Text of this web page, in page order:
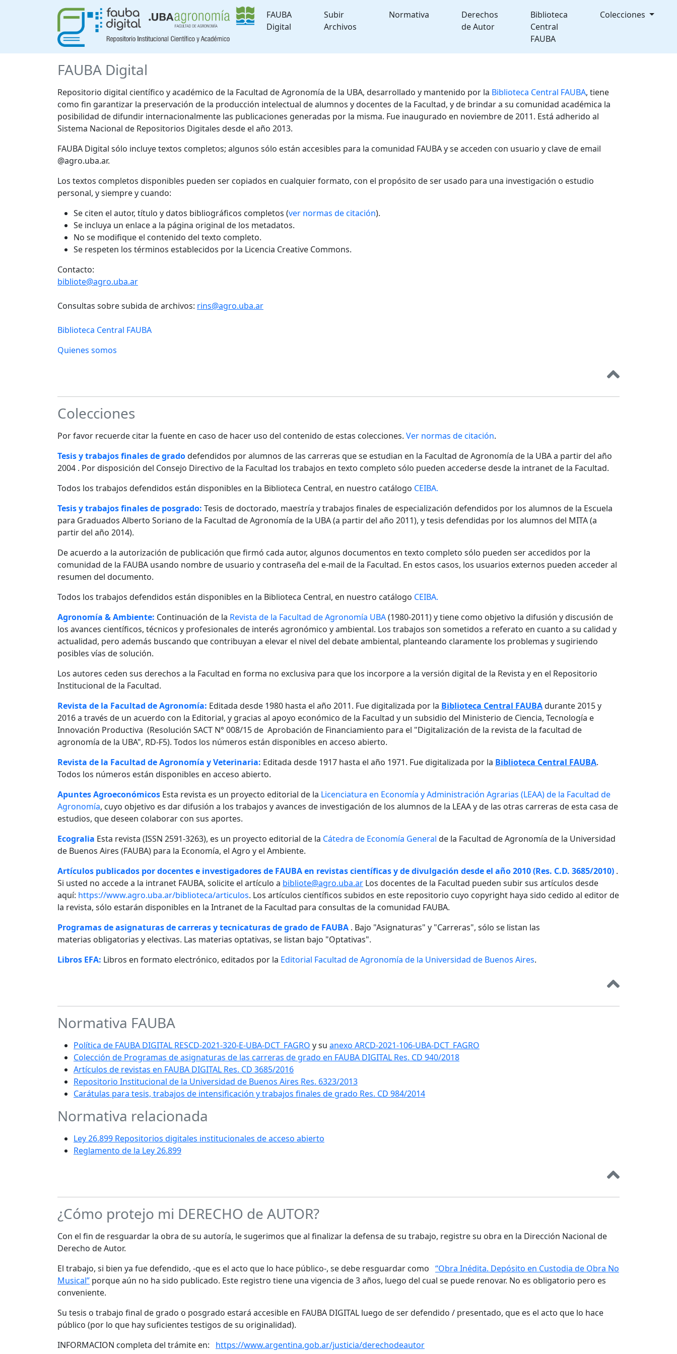
FAUBA
Digital
Subir
Archivos
Normativa
Derechos
de Autor
Biblioteca
Central
FAUBA
Colecciones
FAUBA Digital
Repositorio digital científico y académico de la Facultad de Agronomía de la UBA, desarrollado y mantenido por la Biblioteca Central FAUBA, tiene
como fin garantizar la preservación de la producción intelectual de alumnos y docentes de la Facultad, y de brindar a su comunidad académica la
posibilidad de difundir internacionalmente las publicaciones generadas por la misma. Fue inaugurado en noviembre de 2011. Está adherido al
Sistema Nacional de Repositorios Digitales desde el año 2013.
FAUBA Digital sólo incluye textos completos; algunos sólo están accesibles para la comunidad FAUBA y se acceden con usuario y clave de email
@agro.uba.ar.
Los textos completos disponibles pueden ser copiados en cualquier formato, con el propósito de ser usado para una investigación o estudio
personal, y siempre y cuando:
Se citen el autor, título y datos bibliográficos completos (ver normas de citación).
Se incluya un enlace a la página original de los metadatos.
No se modifique el contenido del texto completo.
Se respeten los términos establecidos por la Licencia Creative Commons.
Contacto:
bibliote@agro.uba.ar
Consultas sobre subida de archivos: rins@agro.uba.ar
Biblioteca Central FAUBA
Quienes somos
Colecciones
Por favor recuerde citar la fuente en caso de hacer uso del contenido de estas colecciones. Ver normas de citación.
Tesis y trabajos finales de gradodefendidos por alumnos de las carreras que se estudian en la Facultad de Agronomía de la UBA a partir del año
2004 . Por disposición del Consejo Directivo de la Facultad los trabajos en texto completo sólo pueden accederse desde la intranet de la Facultad.
Todos los trabajos defendidos están disponibles en la Biblioteca Central, en nuestro catálogo CEIBA.
Tesis y trabajos finales de posgrado: Tesis de doctorado, maestría y trabajos finales de especialización defendidos por los alumnos de la Escuela
para Graduados Alberto Soriano de la Facultad de Agronomía de la UBA (a partir del año 2011), y tesis defendidas por los alumnos del MITA (a
partir del año 2014).
De acuerdo a la autorización de publicación que firmó cada autor, algunos documentos en texto completo sólo pueden ser accedidos por la
comunidad de la FAUBA usando nombre de usuario y contraseña del e-mail de la Facultad. En estos casos, los usuarios externos pueden acceder al
resumen del documento.
Todos los trabajos defendidos están disponibles en la Biblioteca Central, en nuestro catálogo CEIBA.
Agronomía & Ambiente: Continuación de la Revista de la Facultad de Agronomía UBA(1980-2011) y tiene como objetivo la difusión y discusión de
los avances científicos, técnicos y profesionales de interés agronómico y ambiental. Los trabajos son sometidos a referato en cuanto a su calidad y
actualidad, pero además buscando que contribuyan a elevar el nivel del debate ambiental, planteando claramente los problemas y sugiriendo
posibles vías de solución.
Los autores ceden sus derechos a la Facultad en forma no exclusiva para que los incorpore a la versión digital de la Revista y en el Repositorio
Institucional de la Facultad.
Revista de la Facultad de Agronomía: Editada desde 1980 hasta el año 2011. Fue digitalizada por la Biblioteca Central FAUBAdurante 2015 y
2016 a través de un acuerdo con la Editorial, y gracias al apoyo económico de la Facultad y un subsidio del Ministerio de Ciencia, Tecnología e
Innovación Productiva (Resolución SACT N° 008/15 de Aprobación de Financiamiento para el "Digitalización de la revista de la facultad de
agronomía de la UBA", RD-F5). Todos los números están disponibles en acceso abierto.
Revista de la Facultad de Agronomía y Veterinaria: Editada desde 1917 hasta el año 1971. Fue digitalizada por la Biblioteca Central FAUBA.
Todos los números están disponibles en acceso abierto.
Apuntes Agroeconómicos Esta revista es un proyecto editorial de la Licenciatura en Economía y Administración Agrarias (LEAA) de la Facultad de
Agronomía, cuyo objetivo es dar difusión a los trabajos y avances de investigación de los alumnos de la LEAA y de las otras carreras de esta casa de
estudios, que deseen colaborar con sus aportes.
Ecogralia Esta revista (ISSN 2591-3263), es un proyecto editorial de la Cátedra de Economía General de la Facultad de Agronomía de la Universidad
de Buenos Aires (FAUBA) para la Economía, el Agro y el Ambiente.
Artículos publicados por docentes e investigadores de FAUBA en revistas científicas y de divulgación desde el año 2010 (Res. C.D. 3685/2010) .
Si usted no accede a la intranet FAUBA, solicite el artículo a bibliote@agro.uba.ar Los docentes de la Facultad pueden subir sus artículos desde
aquí: https://www.agro.uba.ar/biblioteca/articulos. Los artículos científicos subidos en este repositorio cuyo copyright haya sido cedido al editor de
la revista, sólo estarán disponibles en la Intranet de la Facultad para consultas de la comunidad FAUBA.
Programas de asignaturas de carreras y tecnicaturas de grado de FAUBA . Bajo "Asignaturas" y "Carreras", sólo se listan las
materias obligatorias y electivas. Las materias optativas, se listan bajo "Optativas".
Libros EFA: Libros en formato electrónico, editados por la Editorial Facultad de Agronomía de la Universidad de Buenos Aires.
Normativa FAUBA
Política de FAUBA DIGITAL RESCD-2021-320-E-UBA-DCT_FAGRO y su anexo ARCD-2021-106-UBA-DCT_FAGRO
Colección de Programas de asignaturas de las carreras de grado en FAUBA DIGITAL Res. CD 940/2018
Artículos de revistas en FAUBA DIGITAL Res. CD 3685/2016
Repositorio Institucional de la Universidad de Buenos Aires Res. 6323/2013
Carátulas para tesis, trabajos de intensificación y trabajos finales de grado Res. CD 984/2014
Normativa relacionada
Ley 26.899 Repositorios digitales institucionales de acceso abierto
Reglamento de la Ley 26.899
¿Cómo protejo mi DERECHO de AUTOR?
Con el fin de resguardar la obra de su autoría, le sugerimos que al finalizar la defensa de su trabajo, registre su obra en la Dirección Nacional de
Derecho de Autor.
El trabajo, si bien ya fue defendido, -que es el acto que lo hace público-, se debe resguardar como “Obra Inédita. Depósito en Custodia de Obra No
Musical” porque aún no ha sido publicado. Este registro tiene una vigencia de 3 años, luego del cual se puede renovar. No es obligatorio pero es
conveniente.
Su tesis o trabajo final de grado o posgrado estará accesible en FAUBA DIGITAL luego de ser defendido / presentado, que es el acto que lo hace
público (por lo que hay suficientes testigos de su originalidad).
INFORMACION completa del trámite en:
https://www.argentina.gob.ar/justicia/derechodeautor